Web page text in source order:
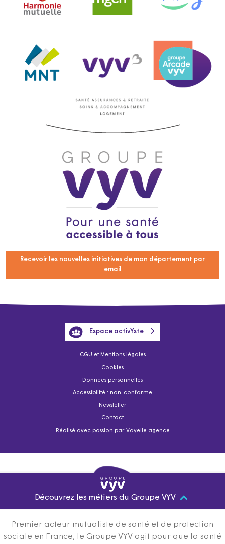
Recevoir les nouvelles initiatives de mon département par
email
CGU et Mentions légales
Cookies
Données personnelles
Accessibilité : non-conforme
Newsletter
Contact
Réalisé avec passion par Voyelle agence
Espace activYste
Découvrez les métiers du Groupe VYV
Premier acteur mutualiste de santé et de protection
sociale en France, le Groupe VYV agit pour que la santé